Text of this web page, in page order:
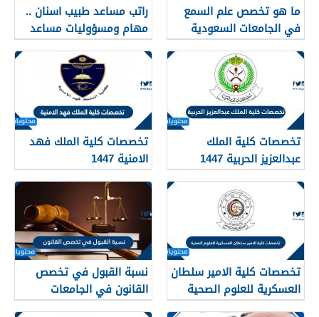
ما هو تخصص علم السمع
في الجامعات السعودية
1447
راتب مساعد طبيب اسنان ..
مهام ومسؤوليات مساعد
طبيب الاسنان 1447
تخصصات كلية الملك
عبدالعزيز الحربية 1447
تخصصات كلية الملك فهد
الامنية 1447
تخصصات كلية الامير سلطان
العسكرية للعلوم الصحية
1447
نسبة القبول في تخصص
القانون في الجامعات
السعودية 1447